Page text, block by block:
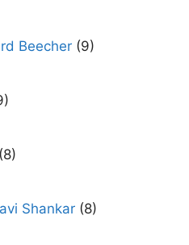
Beecher (9)
(8)
Shankar (8)